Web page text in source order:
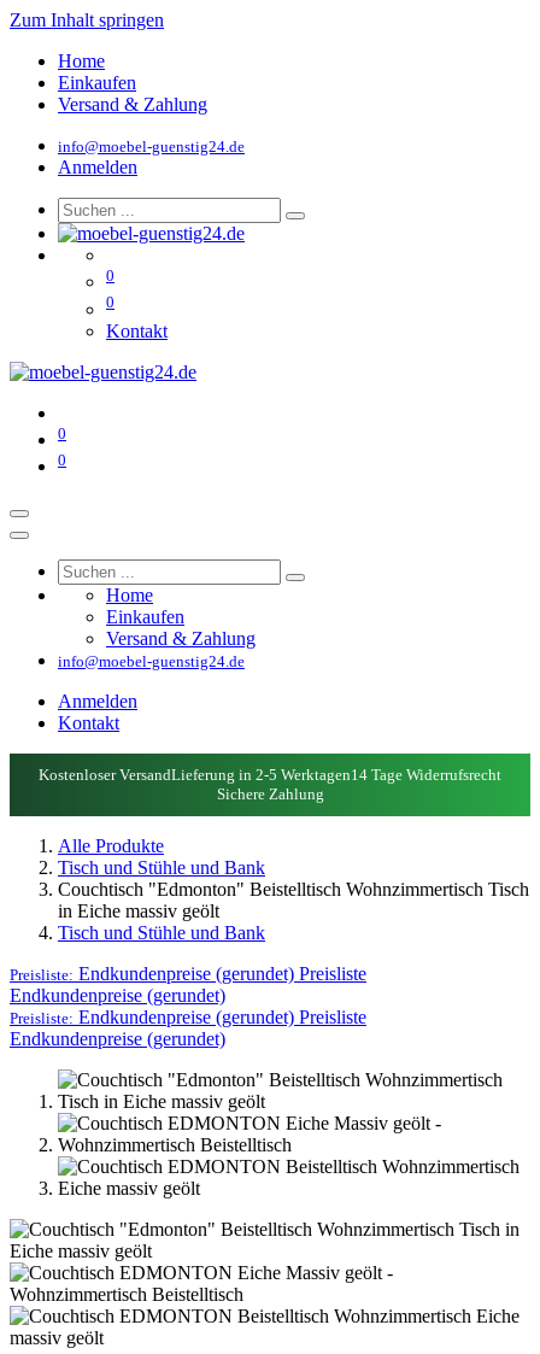
Zum Inhalt springen
Home
Einkaufen
Versand & Zahlung
info@moebel-guenstig24.de
Anmelden
0
0
Kontakt
0
0
Home
Einkaufen
Versand & Zahlung
info@moebel-guenstig24.de
Anmelden
Kontakt
Kostenloser VersandLieferung in 2-5 Werktagen14 Tage Widerrufsrecht
Sichere Zahlung
Alle Produkte
Tisch und Stühle und Bank
Couchtisch "Edmonton" Beistelltisch Wohnzimmertisch Tisch
in Eiche massiv geölt
Tisch und Stühle und Bank
Preisliste: Endkundenpreise (gerundet) Preisliste
Endkundenpreise (gerundet)
Preisliste: Endkundenpreise (gerundet) Preisliste
Endkundenpreise (gerundet)